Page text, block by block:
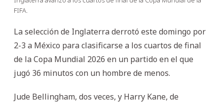
FIFA.
La selección de Inglaterra derrotó este domingo por
2-3 a México para clasificarse a los cuartos de final
de la Copa Mundial 2026 en un partido en el que
jugó 36 minutos con un hombre de menos.
Jude Bellingham, dos veces, y Harry Kane, de